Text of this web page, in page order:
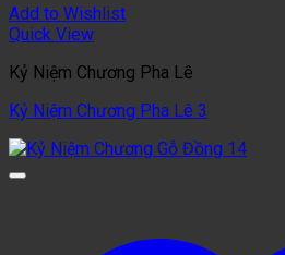
Add to Wishlist
Quick View
Kỷ Niệm Chương Pha Lê
Kỷ Niệm Chương Pha Lê 3